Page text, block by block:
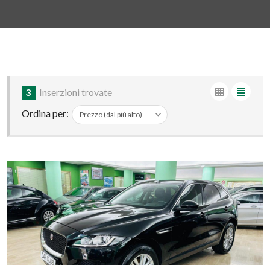
3
Inserzioni trovate
Ordina per: